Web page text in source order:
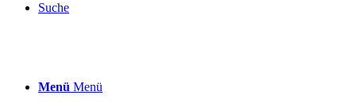
Suche
Menü Menü